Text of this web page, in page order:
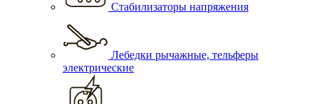
Стабилизаторы напряжения
Лебедки рычажные, тельферы
электрические